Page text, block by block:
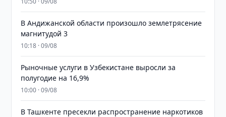
В Андижанской области произошло землетрясение
магнитудой 3
10:18 · 09/08
Рыночные услуги в Узбекистане выросли за
полугодие на 16,9%
10:00 · 09/08
В Ташкенте пресекли распространение наркотиков